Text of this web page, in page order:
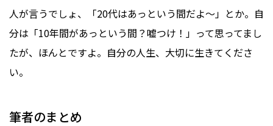
人が言うでしょ、「20代はあっという間だよ〜」とか。自
分は「10年間があっという間？嘘つけ！」って思ってまし
たが、ほんとですよ。自分の人生、大切に生きてくださ
い。
筆者のまとめ